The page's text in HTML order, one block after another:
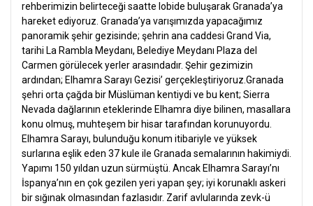
rehberimizin belirteceği saatte lobide buluşarak Granada’ya
hareket ediyoruz. Granada’ya varışımızda yapacağımız
panoramik şehir gezisinde; şehrin ana caddesi Grand Via,
tarihi La Rambla Meydanı, Belediye Meydanı Plaza del
Carmen görülecek yerler arasındadır. Şehir gezimizin
ardından; Elhamra Sarayı Gezisi’ gerçekleştiriyoruz.Granada
şehri orta çağda bir Müslüman kentiydi ve bu kent; Sierra
Nevada dağlarının eteklerinde Elhamra diye bilinen, masallara
konu olmuş, muhteşem bir hisar tarafından korunuyordu.
Elhamra Sarayı, bulunduğu konum itibariyle ve yüksek
surlarına eşlik eden 37 kule ile Granada semalarının hakimiydi.
Yapımı 150 yıldan uzun sürmüştü. Ancak Elhamra Sarayı’nı
İspanya’nın en çok gezilen yeri yapan şey; iyi korunaklı askeri
bir sığınak olmasından fazlasıdır. Zarif avlularında zevk-ü